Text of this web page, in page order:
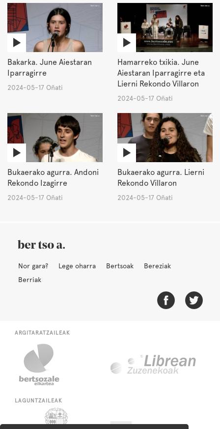
Bakarka. June Aiestaran
Iparragirre
2024-05-17 Oñati
Hamarreko txikia. June
Aiestaran Iparragirre eta
Lierni Rekondo Villaron
2024-05-17 Oñati
Bukaerako agurra. Andoni
Rekondo Izagirre
2024-05-17 Oñati
Bukaerako agurra. Lierni
Rekondo Villaron
2024-05-17 Oñati
Nor gara? Lege oharra Bertsoak
Bereziak
Berriak
ARGITARATZAILEAK
LAGUNTZAILEAK